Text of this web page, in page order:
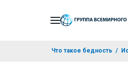
Что такое бедность